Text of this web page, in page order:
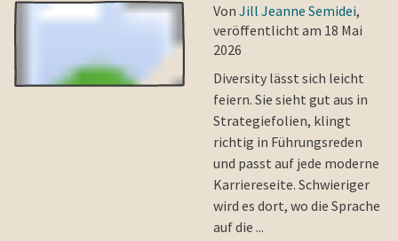
Von Jill Jeanne Semidei,
veröffentlicht am 18 Mai
2026
Diversity lässt sich leicht
feiern. Sie sieht gut aus in
Strategiefolien, klingt
richtig in Führungsreden
und passt auf jede moderne
Karriereseite. Schwieriger
wird es dort, wo die Sprache
auf die ...